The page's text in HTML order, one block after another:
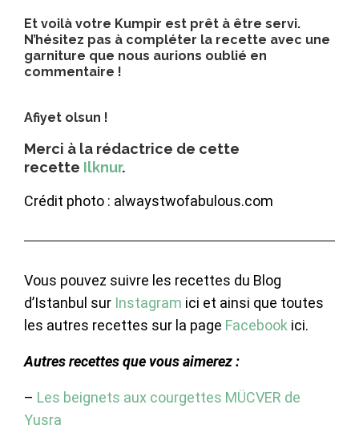
Et voilà votre Kumpir est prêt à être servi.
N’hésitez pas à compléter la recette avec une
garniture que nous aurions oublié en
commentaire !
Afiyet olsun !
Merci à la rédactrice de cette
recette Ilknur.
Crédit photo : alwaystwofabulous.com
Vous pouvez suivre les recettes du Blog
d’Istanbul sur Instagram ici et ainsi que toutes
les autres recettes sur la page Facebook ici.
Autres recettes que vous aimerez :
– Les beignets aux courgettes MÜCVER de
Yusra